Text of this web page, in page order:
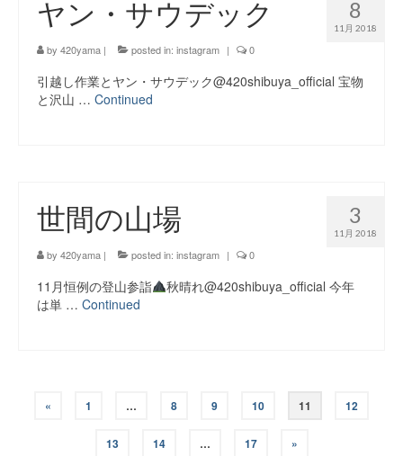
8
11月 2018
ヤン・サウデック
by 420yama | posted in: instagram | 0
引越し作業とヤン・サウデック@420shibuya_official 宝物
と沢山 … Continued
3
11月 2018
世間の山場
by 420yama | posted in: instagram | 0
11月恒例の登山参詣 秋晴れ@420shibuya_official 今年
は単 … Continued
« 1 … 8 9 10 11 12
13 14 … 17 »